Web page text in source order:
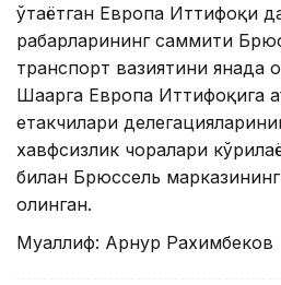
ўтаётган Европа Иттифоқи
раҳбарларининг саммити
транспорт вазиятини янада
Шаҳарга Европа Иттифоқига
етакчилари
хавфсизлик чоралари
билан Брюссель
олинган.
Муаллиф: Арнур Рахимбеков